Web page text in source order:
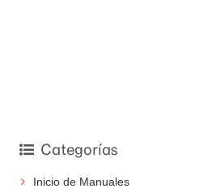
Categorías
Inicio de Manuales